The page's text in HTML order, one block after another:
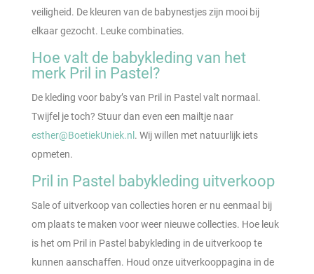
veiligheid. De kleuren van de babynestjes zijn mooi bij
elkaar gezocht. Leuke combinaties.
Hoe valt de babykleding van het
merk Pril in Pastel?
De kleding voor baby’s van Pril in Pastel valt normaal.
Twijfel je toch? Stuur dan even een mailtje naar
esther@BoetiekUniek.nl . Wij willen met natuurlijk iets
opmeten.
Pril in Pastel babykleding uitverkoop
Sale of uitverkoop van collecties horen er nu eenmaal bij
om plaats te maken voor weer nieuwe collecties. Hoe leuk
is het om Pril in Pastel babykleding in de uitverkoop te
kunnen aanschaffen. Houd onze uitverkooppagina in de